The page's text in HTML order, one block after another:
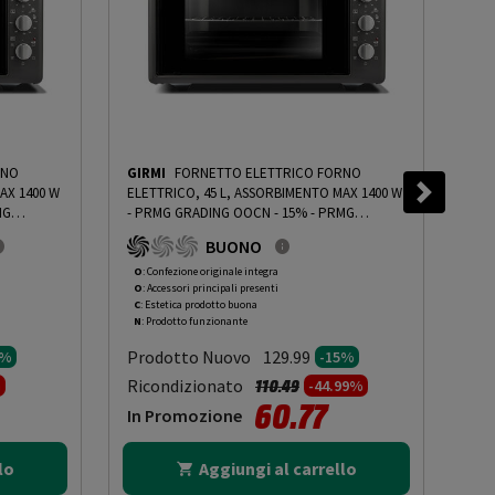
1400 W
da
GIRMI FORNETTO ELETTRICO FORNO
ELETTRICO, 45 L, ASSORBIMENTO MAX 1400 W
- PRMG GRADING OOCN - 15%- PRMG
GRADING OOCN - 15%
BUONO
O: Confezione originale integra
O: Accessori principali presenti
C: Estetica prodotto buona
N: Prodotto funzionante
Prodotto Nuovo 129.99 -15%
Ricondizionato Prezzo ridotto da
110.49a-44.99%
In Promozione 60.77
Aggiungi al carrello